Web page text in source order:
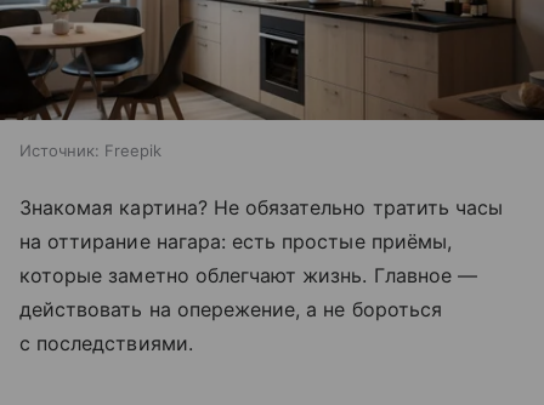
Источник: Freepik
Знакомая картина? Не обязательно тратить часы
на оттирание нагара: есть простые приёмы,
которые заметно облегчают жизнь. Главное —
действовать на опережение, а не бороться
с последствиями.